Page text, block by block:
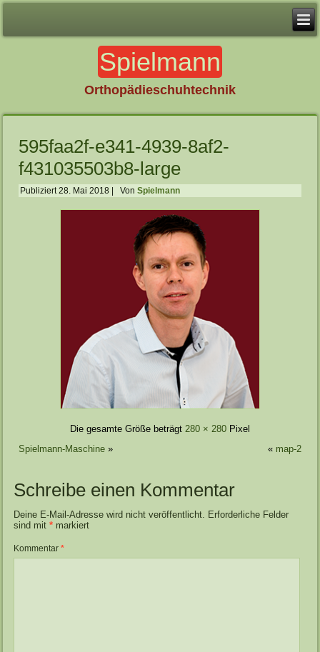
Spielmann
Orthopädieschuhtechnik
595faa2f-e341-4939-8af2-
f431035503b8-large
Publiziert 28. Mai 2018 Von Spielmann
Die gesamte Größe beträgt 280 × 280 Pixel
Spielmann-Maschine » « map-2
Schreibe einen Kommentar
Deine E-Mail-Adresse wird nicht veröffentlicht. Erforderliche Felder
sind mit* markiert
Kommentar*